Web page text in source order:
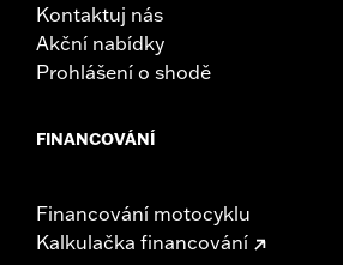
Kontaktuj nás
Akční nabídky
Prohlášení o shodě
FINANCOVÁNÍ
Financování motocyklu
Kalkulačka financování